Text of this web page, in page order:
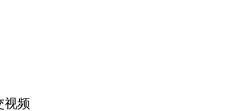
视频